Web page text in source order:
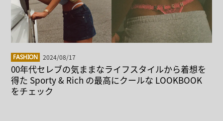
FASHION 2024/08/17
00年代セレブの気ままなライフスタイルから着想を
得た Sporty & Rich の最高にクールな LOOKBOOK
をチェック